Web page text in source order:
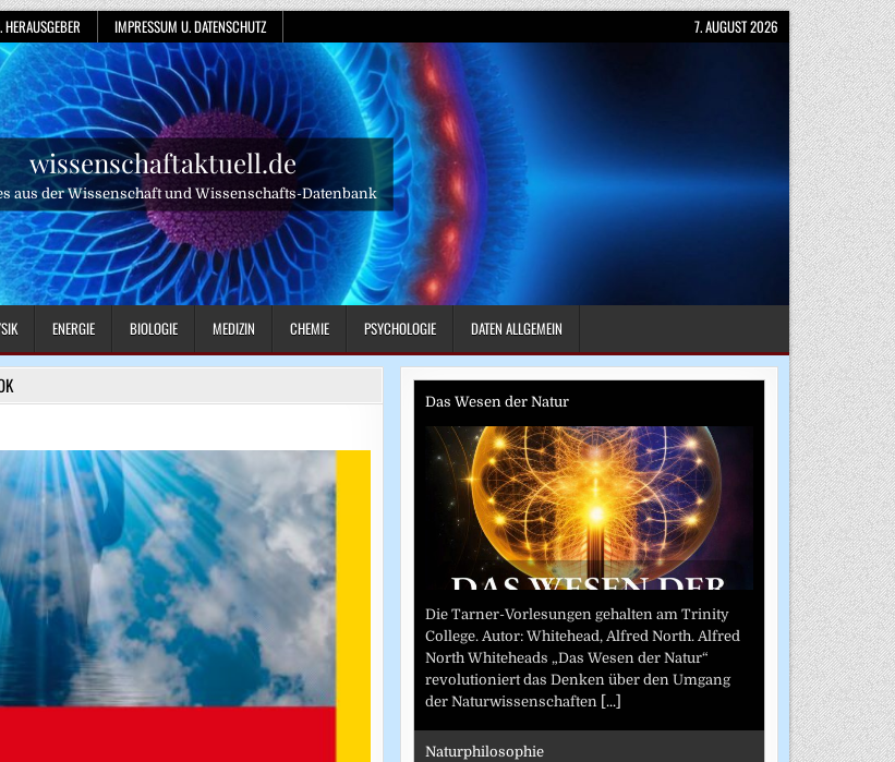
IMPRESSUM U. DATENSCHUTZ 7. AUGUST 2026
wissenschaftaktuell.de
aus der Wissenschaft und Wissenschafts-Datenbank
ENERGIE BIOLOGIE MEDIZIN CHEMIE PSYCHOLOGIE DATEN ALLGEMEIN
Das Wesen der Natur
Die Tarner-Vorlesungen gehalten am Trinity
College. Autor: Whitehead, Alfred North. Alfred
North Whiteheads „Das Wesen der Natur“
revolutioniert das Denken über den Umgang
der Naturwissenschaften [...]
Naturphilosophie